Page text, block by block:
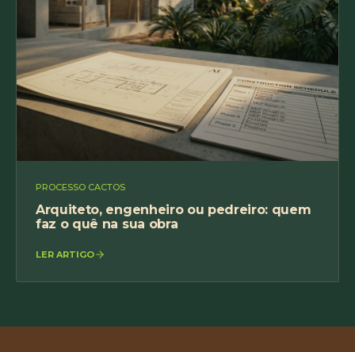
PROCESSO CACTOS
Arquiteto, engenheiro ou pedreiro: quem
faz o quê na sua obra
LER ARTIGO